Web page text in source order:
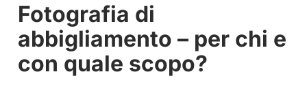
Fotografia di
abbigliamento – per chi e
con quale scopo?